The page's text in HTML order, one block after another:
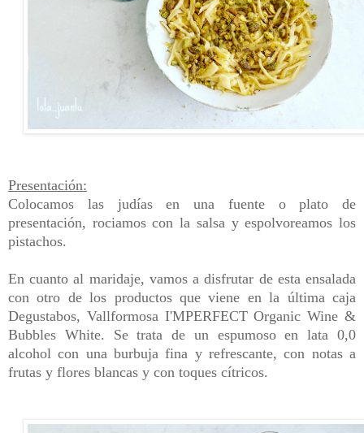
Presentación:
Colocamos las judías en una fuente o plato de
presentación, rociamos con la salsa y espolvoreamos los
pistachos.
En cuanto al maridaje, vamos a disfrutar de esta ensalada
con otro de los productos que viene en la última caja
Degustabos, Vallformosa I'MPERFECT Organic Wine &
Bubbles White. Se trata de un espumoso en lata 0,0
alcohol con una burbuja fina y refrescante, con notas a
frutas y flores blancas y con toques cítricos.